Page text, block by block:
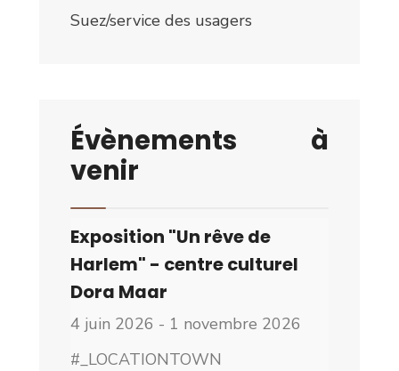
Suez/service des usagers
Évènements à
venir
Exposition "Un rêve de
Harlem" - centre culturel
Dora Maar
4 juin 2026 - 1 novembre 2026
#_LOCATIONTOWN